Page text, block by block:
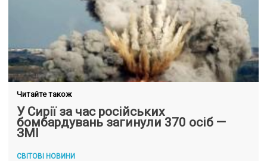
Читайте також
У Сирії за час російських
бомбардувань загинули 370 осіб —
ЗМІ
СВІТОВІ НОВИНИ